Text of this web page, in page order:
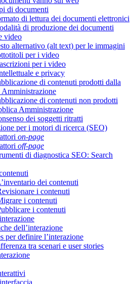
di documenti
di lettura dei documenti elettronici
di produzione dei documenti
video
alternativo (alt text) per le immagini
per i video
per i video
e privacy
di contenuti prodotti dalla
Amministrazione
di contenuti non prodotti
Amministrazione
dei soggetti ritratti
per i motori di ricerca (SEO)
on-page
off-page
di diagnostica SEO: Search
dei contenuti
i contenuti
i contenuti
i contenuti
dell’interazione
per definire l’interazione
tra scenari e user stories